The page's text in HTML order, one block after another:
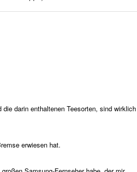
darin enthaltenen Teesorten, sind wirklich
erwiesen hat.